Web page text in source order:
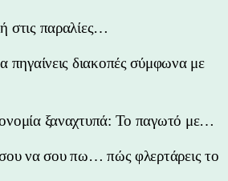
στις παραλίες…
πηγαίνεις διακοπές σύμφωνα με
ξαναχτυπά: Το παγωτό με…
να σου πω… πώς φλερτάρεις το